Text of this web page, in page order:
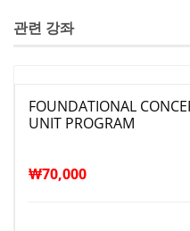
관련 강좌
FOUNDATIONAL
UNIT PROGRAM
₩70,000